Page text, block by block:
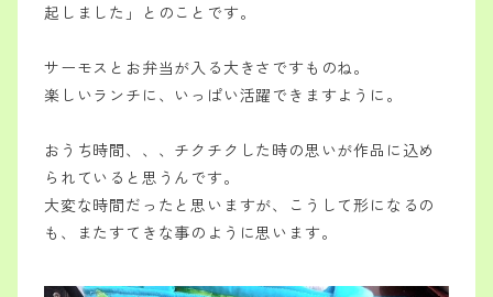
起しました」とのことです。
サーモスとお弁当が入る大きさですものね。
楽しいランチに、いっぱい活躍できますように。
おうち時間、、、チクチクした時の思いが作品に込め
られていると思うんです。
大変な時間だったと思いますが、こうして形になるの
も、またすてきな事のように思います。